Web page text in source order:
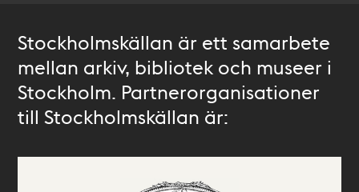
Stockholmskällan är ett samarbete
mellan arkiv, bibliotek och museer i
Stockholm. Partnerorganisationer
till Stockholmskällan är: